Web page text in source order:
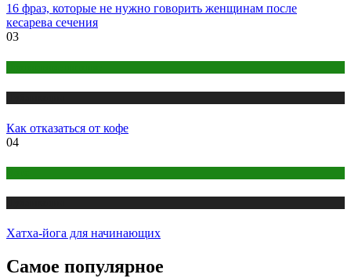
16 фраз, которые не нужно говорить женщинам после
кесарева сечения
03
Как отказаться от кофе
04
Хатха-йога для начинающих
Самое популярное